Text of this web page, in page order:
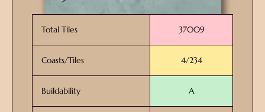
Total Tiles 37009
Coasts/Tiles 4/234
Buildability A